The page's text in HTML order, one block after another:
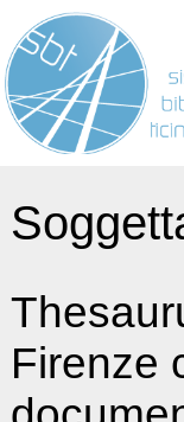
Firenze